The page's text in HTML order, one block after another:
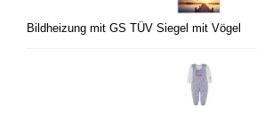
Bildheizung mit GS TÜV Siegel mit Vögel